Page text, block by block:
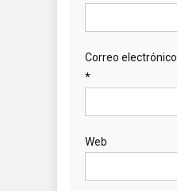
Correo electrónico
*
Web